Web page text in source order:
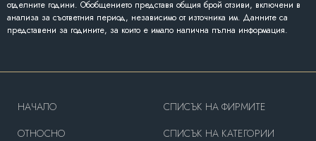
отделните години. Обобщението представя общия брой отзиви, включени в
анализа за съответния период, независимо от източника им. Данните са
представени за годините, за които е имало налична пълна информация.
HAЧАЛО
OТНОСНО
СПИСЪК НА ФИРМИТЕ
СПИСЪК НА КАТЕГОРИИ